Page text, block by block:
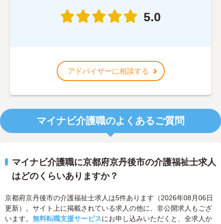
5.0
アドバイザーに相談する
マイナビ介護職のよくあるご質問
マイナビ介護職に京都府京丹後市の介護福祉士求人
はどのくらいありますか？
京都府京丹後市の介護福祉士求人は5件あります（2026年08月06日
更新）。サイト上に掲載されている求人の他に、非公開求人もござ
います。 無料転職支援サービスにお申し込みいただくと、全求人か